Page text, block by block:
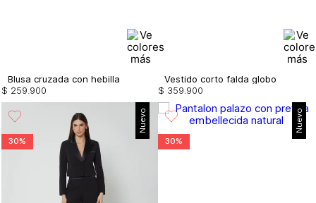
Blusa cruzada con hebilla
$ 259 900
Vestido corto falda globo
$ 359 900
Nuevo
30%
Nuevo
30%